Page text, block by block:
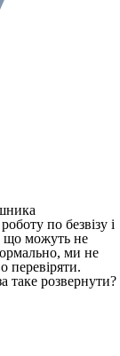
по безвізу і
що можуть не
ми не
перевіряти.
таке розвернути?